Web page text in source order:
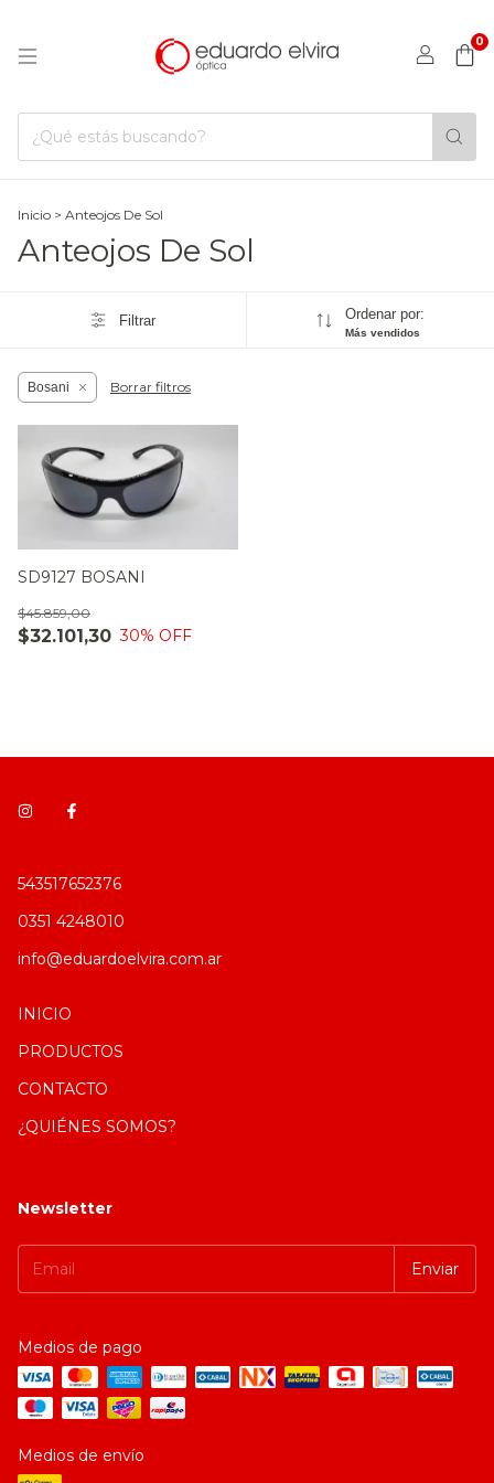
0
Inicio > Anteojos De Sol
Anteojos De Sol
Filtrar Ordenar por:
Más vendidos
Bosani Borrar filtros
SD9127 BOSANI
$32.101,30
$45.859,00
30% OFF
543517652376
0351 4248010
info@eduardoelvira.com.ar
INICIO
PRODUCTOS
CONTACTO
¿QUIÉNES SOMOS?
Newsletter
Medios de pago
Medios de envío